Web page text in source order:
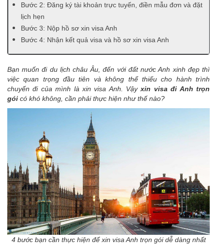
Bước 2: Đăng ký tài khoản trực tuyến, điền mẫu đơn và đặt
lịch hẹn
Bước 3: Nộp hồ sơ xin visa Anh
Bước 4: Nhận kết quả visa và hồ sơ xin visa Anh
Bạn muốn đi du lịch châu Âu, đến với đất nước Anh xinh đẹp thì
việc quan trọng đầu tiên và không thể thiếu cho hành trình
chuyến đi của mình là xin visa Anh. Vậyxin visa đi Anh trọn
gói có khó không, cần phải thực hiện như thế nào?
4 bước bạn cần thực hiện để xin visa Anh trọn gói dễ dàng nhất